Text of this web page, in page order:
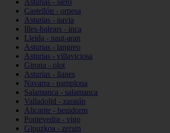
Asturias - siero
Castellón - orpesa
Asturias - navia
Illes-balears - inca
Lleida - naut-aran
Asturias - langreo
Asturias - villaviciosa
Girona - olot
Asturias - llanes
Navarra - pamplona
Salamanca - salamanca
Valladolid - zaratán
Alicante - benidorm
Pontevedra - vigo
Gipuzkoa - zerain